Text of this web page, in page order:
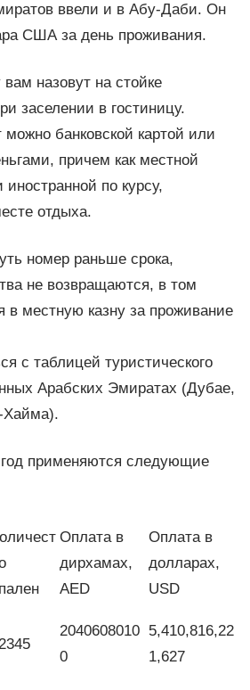
ввели и в Абу-Даби. Он
США за день проживания.
назовут на стойке
заселении в гостиницу.
можно банковской картой или
причем как местной
по курсу,
отдыха.
номер раньше срока,
не возвращаются, в том
в местную казну за проживание
с таблицей туристического
Арабских Эмиратах (Дубае,
применяются следующие
Оплата в
дирхамах,
AED
Оплата в
долларах,
USD
2040608010
0
5,410,816,22
1,627